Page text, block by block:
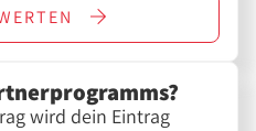
wird dein Eintrag